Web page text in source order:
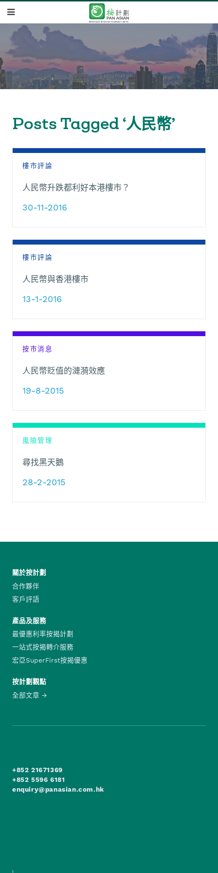
Posts Tagged ‘人民幣’
樓市評論
人民幣升跌都利好本港樓市？
30-11-2016
樓市評論
人民幣與香港樓市
13-1-2016
按市消息
人民幣貶值的漣漪效應
19-8-2015
風險管理
尋找黑天鵝
28-2-2015
關於按計劃
合作夥伴
客戶評語
產品及服務
最優惠利率按揭計劃
一站式按揭轉介服務
宏亞SuperFirst按揭優惠
按計劃觀點
全部文章
+852 21671369
+852 5596 6181
enquiry@panasian.com.hk